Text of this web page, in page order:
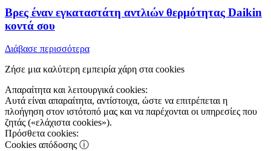
Βρες έναν εγκαταστάτη αντλιών θερμότητας Daikin
κοντά σου
Διάβασε περισσότερα
Ζήσε μια καλύτερη εμπειρία χάρη στα cookies
Απαραίτητα και λειτουργικά cookies:
Αυτά είναι απαραίτητα, αντίστοιχα, ώστε να επιτρέπεται η
πλοήγηση στον ιστότοπό μας και να παρέχονται οι υπηρεσίες που
ζητάς («ελάχιστα cookies»).
Πρόσθετα cookies:
Cookies απόδοσης ⓘ